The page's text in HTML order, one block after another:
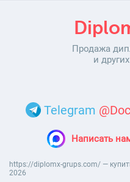
Продажа
и
Telegram
Написать
https://diplomx-grups.com/ —
2026